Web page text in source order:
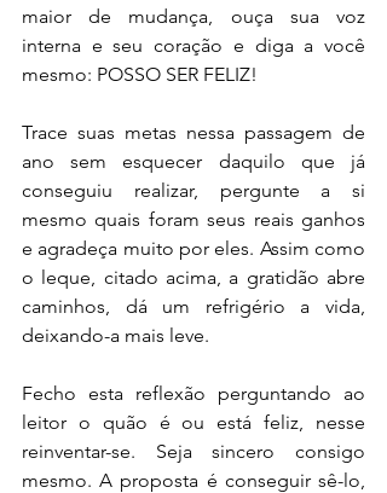
maior de mudança, ouça sua voz
interna e seu coração e diga a você
mesmo: POSSO SER FELIZ!
Trace suas metas nessa passagem de
ano sem esquecer daquilo que já
conseguiu realizar, pergunte a si
mesmo quais foram seus reais ganhos
e agradeça muito por eles. Assim como
o leque, citado acima, a gratidão abre
caminhos, dá um refrigério a vida,
deixando-a mais leve.
Fecho esta reflexão perguntando ao
leitor o quão é ou está feliz, nesse
reinventar-se. Seja sincero consigo
mesmo. A proposta é conseguir sê-lo,